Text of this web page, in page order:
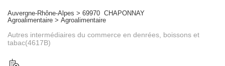
Auvergne-Rhône-Alpes > 69970 CHAPONNAY
Agroalimentaire > Agroalimentaire
Autres intermédiaires du commerce en denrées, boissons et
tabac(4617B)